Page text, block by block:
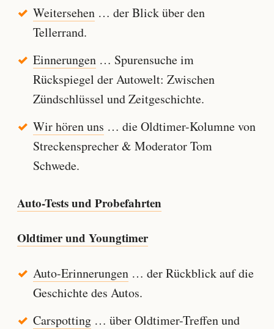
Weitersehen… der Blick über den
Tellerrand.
Einnerungen… Spurensuche im
Rückspiegel der Autowelt: Zwischen
Zündschlüssel und Zeitgeschichte.
Wir hören uns … die Oldtimer-Kolumne von
Streckensprecher & Moderator Tom
Schwede.
Auto-Tests und Probefahrten
Oldtimer und Youngtimer
Auto-Erinnerungen… der Rückblick auf die
Geschichte des Autos.
Carspotting… über Oldtimer-Treffen und